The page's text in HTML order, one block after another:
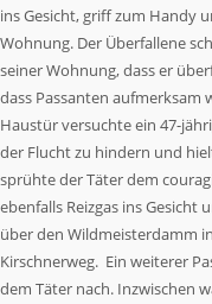
ins Gesicht, griff zum Handy
Wohnung. Der Überfallene
seiner Wohnung, dass er
dass Passanten aufmerksam
Haustür versuchte ein 47-
der Flucht zu hindern und
sprühte der Täter dem
ebenfalls Reizgas ins Gesicht
über den Wildmeisterdamm
Kirschnerweg. Ein weiterer
dem Täter nach. Inzwischen